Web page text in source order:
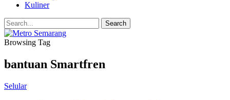
Kuliner
Browsing Tag
bantuan Smartfren
Selular